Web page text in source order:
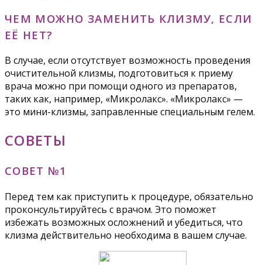
ЧЕМ МОЖНО ЗАМЕНИТЬ КЛИЗМУ, ЕСЛИ
ЕЁ НЕТ?
В случае, если отсутствует возможность проведения
очистительной клизмы, подготовиться к приему
врача можно при помощи одного из препаратов,
таких как, например, «Микролакс». «Микролакс» —
это мини-клизмы, заправленные специальным гелем.
СОВЕТЫ
СОВЕТ №1
Перед тем как приступить к процедуре, обязательно
проконсультируйтесь с врачом. Это поможет
избежать возможных осложнений и убедиться, что
клизма действительно необходима в вашем случае.